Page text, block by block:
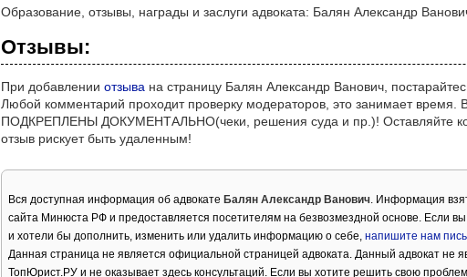
Образование, отзывы, награды и заслуги адвоката: Балян Александр
Отзывы:
При добавлении отзыва на страницу Балян Александр Ванович,
Любой комментарий проходит проверку модераторов, это занимает
ПОДКРЕПЛЕНЫ ДОКУМЕНТАЛЬНО(чеки, решения суда и пр.)! Оставляйте
отзыв рискует быть удаленным!
Вся доступная информация об адвокате Балян Александр Ванович. Информация
сайта Минюста РФ и предоставляется посетителям на безвозмездной основе. Если
и хотели бы дополнить, изменить или удалить информацию о себе, напишите нам
Данная страница не является официальной страницей адвоката. Данный адвокат не
ТопЮрист.РУ и не оказывает здесь консультаций. Если вы хотите решить свою